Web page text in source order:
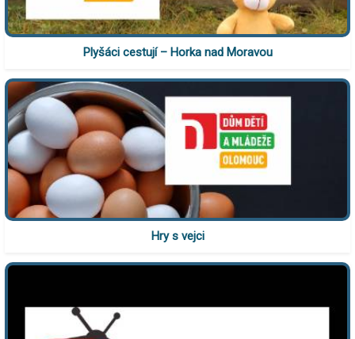
Plyšáci cestují – Horka nad Moravou
Hry s vejci